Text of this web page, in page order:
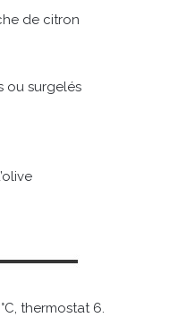
de citron
ou surgelés
thermostat 6.